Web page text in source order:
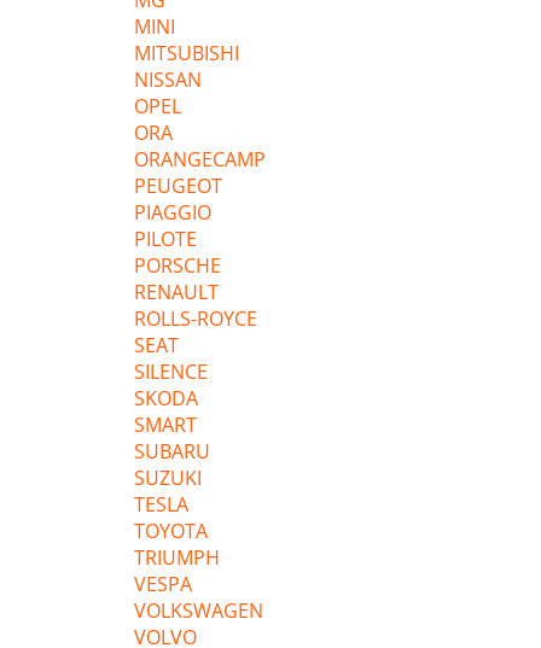
MINI
MITSUBISHI
NISSAN
OPEL
ORA
ORANGECAMP
PEUGEOT
PIAGGIO
PILOTE
PORSCHE
RENAULT
ROLLS-ROYCE
SEAT
SILENCE
SKODA
SMART
SUBARU
SUZUKI
TESLA
TOYOTA
TRIUMPH
VESPA
VOLKSWAGEN
VOLVO